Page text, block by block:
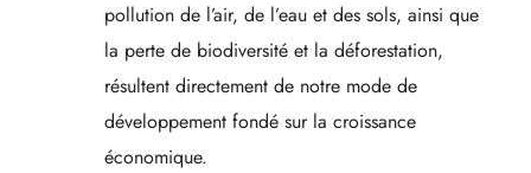
pollution de l’air, de l’eau et des sols, ainsi que
la perte de biodiversité et la déforestation,
résultent directement de notre mode de
développement fondé sur la croissance
économique.